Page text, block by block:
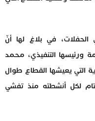
الحفلات، في بلاغ لها أنّ
ورئيسها التنفيذي، محمد
التي يعيشها القطاع طوال
لكل أنشطته منذ تفشي